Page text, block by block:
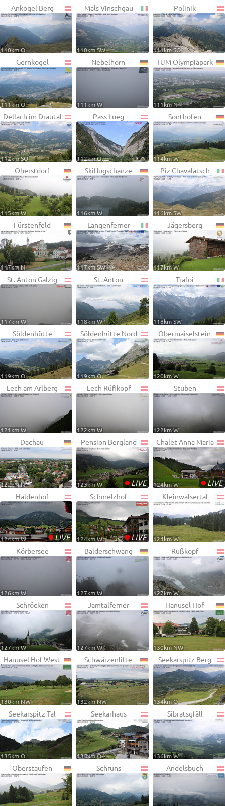
Ankogel Berg
110km O
Mals Vinschgau
110km SW
Polinik
111km SO
Gernkogel
111km O
Nebelhorn
111km W
TUM Olympiapark
111km N
Dellach im Drautal
112km SO
Pass Lueg
112km O
Sonthofen
114km W
Oberstdorf
115km W
Skiflugschanze
116km W
Piz Chavalatsch
116km SW
Fürstenfeld
117km N
Langenferner
117km SW
Jägersberg
117km W
St. Anton Galzig
117km W
St. Anton
118km W
Trafoi
118km SW
Söldenhütte
119km O
Söldenhütte Nord
119km O
Obermaiselstein
120km W
Lech am Arlberg
121km W
Lech Rüfikopf
122km W
Stuben
122km W
Dachau
122km N
Pension Bergland
•LIVE
123km W
Chalet Anna Maria
•LIVE
124km W
Haldenhof
•LIVE
124km W
Schmelzhof
•LIVE
124km W
Kleinwalsertal
124km W
Körbersee
126km W
Balderschwang
127km W
Rußkopf
127km W
Schröcken
127km W
Jamtalferner
127km W
Hanusel Hof
130km NW
Hanusel Hof West
130km NW
Schwärzenlifte
132km NW
Seekarspitz Berg
134km O
Seekarspitz Tal
135km O
Seekarhaus
135km O
Sibratsgfäll
136km W
Oberstaufen Schruns Andelsbuch